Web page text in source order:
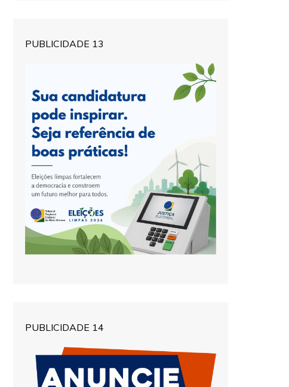
PUBLICIDADE 13
PUBLICIDADE 14